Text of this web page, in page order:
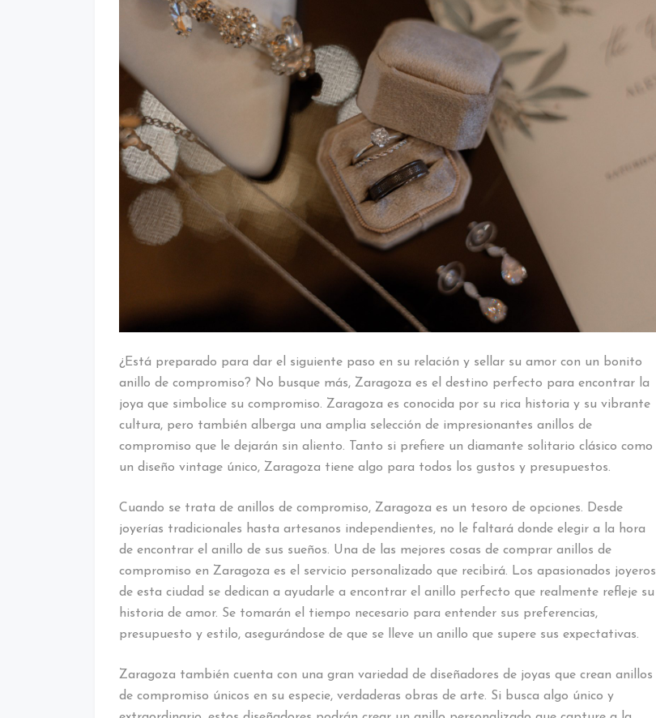
¿Está preparado para dar el siguiente paso en su relación y sellar su amor con un bonito
anillo de compromiso? No busque más, Zaragoza es el destino perfecto para encontrar la
joya que simbolice su compromiso. Zaragoza es conocida por su rica historia y su vibrante
cultura, pero también alberga una amplia selección de impresionantes anillos de
compromiso que le dejarán sin aliento. Tanto si prefiere un diamante solitario clásico como
un diseño vintage único, Zaragoza tiene algo para todos los gustos y presupuestos.
Cuando se trata de anillos de compromiso, Zaragoza es un tesoro de opciones. Desde
joyerías tradicionales hasta artesanos independientes, no le faltará donde elegir a la hora
de encontrar el anillo de sus sueños. Una de las mejores cosas de comprar anillos de
compromiso en Zaragoza es el servicio personalizado que recibirá. Los apasionados joyeros
de esta ciudad se dedican a ayudarle a encontrar el anillo perfecto que realmente refleje su
historia de amor. Se tomarán el tiempo necesario para entender sus preferencias,
presupuesto y estilo, asegurándose de que se lleve un anillo que supere sus expectativas.
Zaragoza también cuenta con una gran variedad de diseñadores de joyas que crean anillos
de compromiso únicos en su especie, verdaderas obras de arte. Si busca algo único y